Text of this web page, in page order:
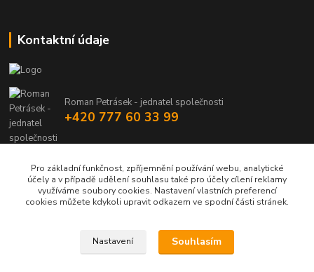
Kontaktní údaje
Roman Petrásek - jednatel společnosti
+420 777 60 33 99
Upravit sběr cookies.
Pro základní funkčnost, zpříjemnění používání webu, analytické
účely a v případě udělení souhlasu také pro účely cílení reklamy
využíváme soubory cookies. Nastavení vlastních preferencí
cookies můžete kdykoli upravit odkazem ve spodní části stránek.
Nastavení Souhlasím